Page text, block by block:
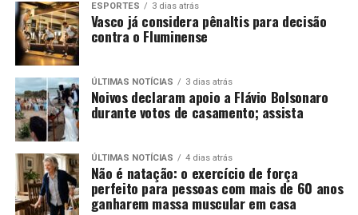
ESPORTES 3 dias atrás
Vasco já considera pênaltis para decisão
contra o Fluminense
ÚLTIMAS NOTÍCIAS 3 dias atrás
Noivos declaram apoio a Flávio Bolsonaro
durante votos de casamento; assista
ÚLTIMAS NOTÍCIAS 4 dias atrás
Não é natação: o exercício de força
perfeito para pessoas com mais de 60 anos
ganharem massa muscular em casa